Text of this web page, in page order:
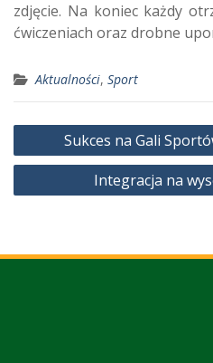
zdjęcie. Na koniec każdy
ćwiczeniach oraz drobne
Aktualności, Sport
Nawigacja
wpisu
Sukces na Gali
Integracja na